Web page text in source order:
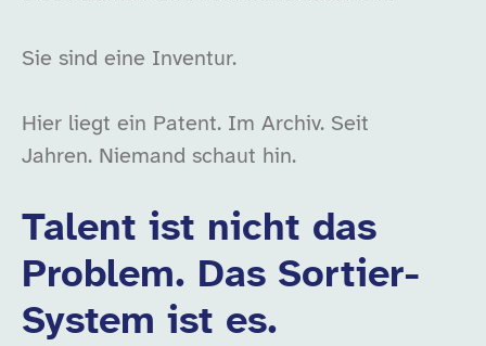
Sie sind eine Inventur.
Hier liegt ein Patent. Im Archiv. Seit
Jahren. Niemand schaut hin.
Talent ist nicht das
Problem. Das Sortier-
System ist es.